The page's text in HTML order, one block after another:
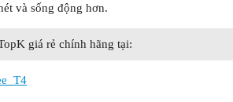
và sống động hơn.
giá rẻ chính hãng tại: